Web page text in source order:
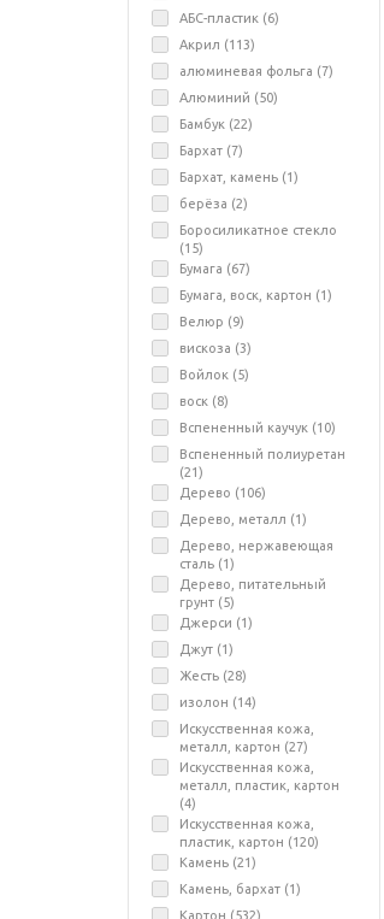
АБС-пластик (6)
Акрил (113)
алюминевая фольга (7)
Алюминий (50)
Бамбук (22)
Бархат (7)
Бархат, камень (1)
берёза (2)
Боросиликатное стекло
(15)
Бумага (67)
Бумага, воск, картон (1)
Велюр (9)
вискоза (3)
Войлок (5)
воск (8)
Вспененный каучук (10)
Вспененный полиуретан
(21)
Дерево (106)
Дерево, металл (1)
Дерево, нержавеющая
сталь (1)
Дерево, питательный
грунт (5)
Джерси (1)
Джут (1)
Жесть (28)
изолон (14)
Искусственная кожа,
металл, картон (27)
Искусственная кожа,
металл, пластик, картон
(4)
Искусственная кожа,
пластик, картон (120)
Камень (21)
Камень, бархат (1)
Картон (532)